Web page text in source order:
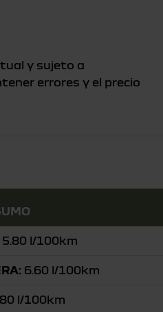
y sujeto a
errores y el precio
5.80 l/100km
6.60 l/100km
l/100km